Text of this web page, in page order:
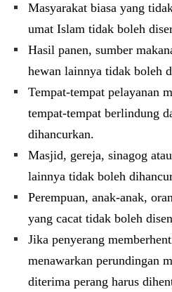
Masyarakat biasa yang
umat Islam tidak boleh
Hasil panen, sumber
hewan lainnya tidak boleh
Tempat-tempat pelayanan
tempat-tempat berlindung
dihancurkan.
Masjid, gereja, sinagog
lainnya tidak boleh
Perempuan, anak-anak,
yang cacat tidak boleh
Jika penyerang
menawarkan perundingan
diterima perang harus